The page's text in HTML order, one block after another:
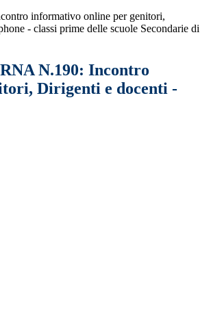
informativo online per genitori,
- classi prime delle scuole Secondarie di
N.190: Incontro
Dirigenti e docenti -